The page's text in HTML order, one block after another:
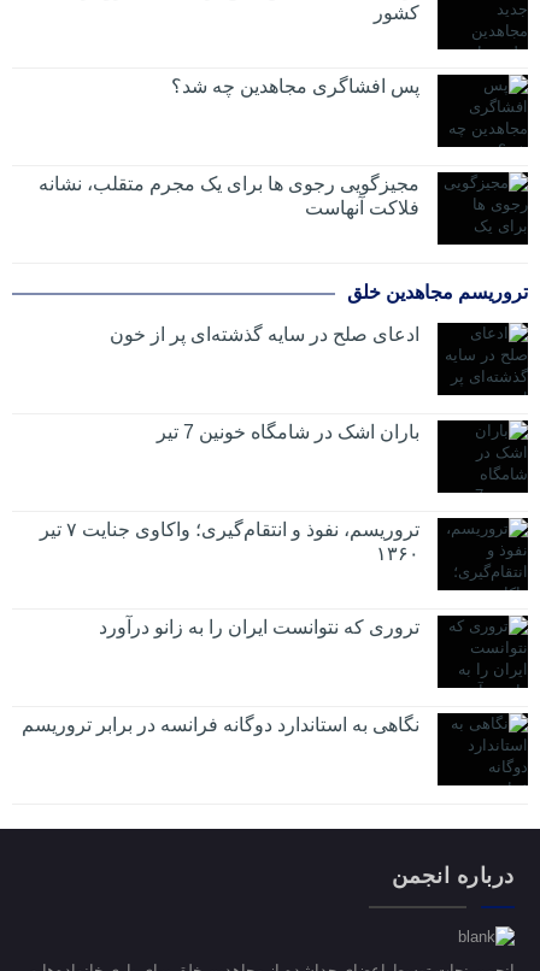
کشور
پس افشاگری مجاهدین چه شد؟
مجیزگویی رجوی ها برای یک مجرم متقلب، نشانه
فلاکت آنهاست
تروریسم مجاهدین خلق
ادعای صلح در سایه گذشته‌ای پر از خون
باران اشک در شامگاه خونین 7 تیر
تروریسم، نفوذ و انتقام‌گیری؛ واکاوی جنایت ۷ تیر
۱۳۶۰
تروری که نتوانست ایران را به زانو درآورد
نگاهی به استاندارد دوگانه فرانسه در برابر تروریسم
درباره انجمن